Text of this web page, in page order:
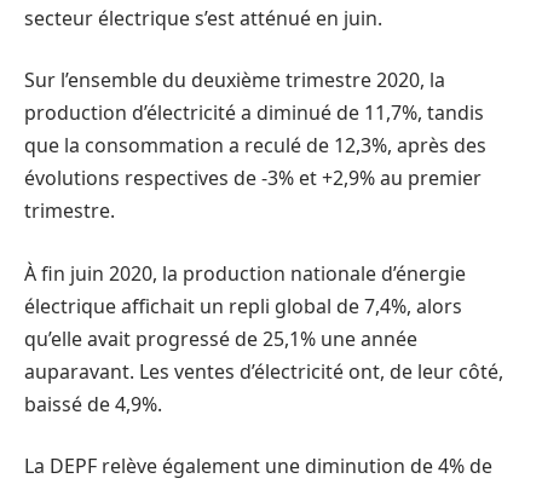
secteur électrique s’est atténué en juin.
Sur l’ensemble du deuxième trimestre 2020, la
production d’électricité a diminué de 11,7%, tandis
que la consommation a reculé de 12,3%, après des
évolutions respectives de -3% et +2,9% au premier
trimestre.
À fin juin 2020, la production nationale d’énergie
électrique affichait un repli global de 7,4%, alors
qu’elle avait progressé de 25,1% une année
auparavant. Les ventes d’électricité ont, de leur côté,
baissé de 4,9%.
La DEPF relève également une diminution de 4% de